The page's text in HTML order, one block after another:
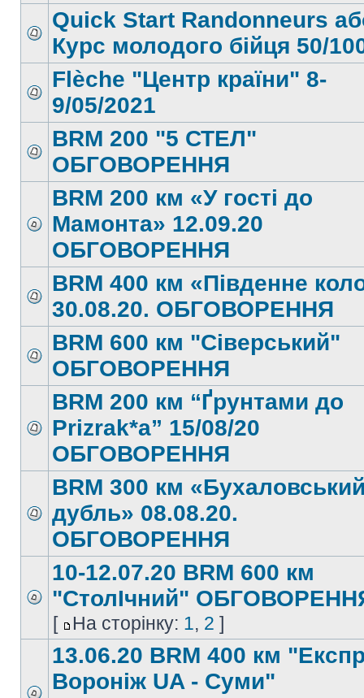
Quick Start Randonneurs
Курс молодого бійця 50/
Flèche "Центр країни" 8-
9/05/2021
BRM 200 "5 СТЕЛ"
ОБГОВОРЕННЯ
BRM 200 км «У гості до
Мамонта» 12.09.20
ОБГОВОРЕННЯ
BRM 400 км «Південне
30.08.20. ОБГОВОРЕННЯ
BRM 600 км "Сіверський"
ОБГОВОРЕННЯ
BRM 200 км “Ґрунтами до
Prizrak*а” 15/08/20
ОБГОВОРЕННЯ
BRM 300 км
дубль» 08.08.20.
ОБГОВОРЕННЯ
10-12.07.20 BRM 600 км
"СтолІчний"
[ На сторінку: 1, 2 ]
13.06.20 BRM 400 км
Вороніж UA - Суми"